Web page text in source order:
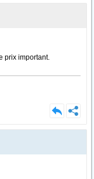
prix important.